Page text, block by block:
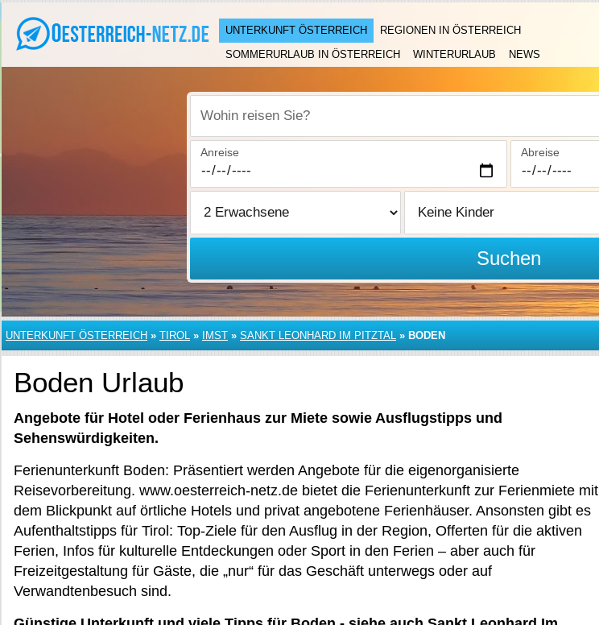
UNTERKUNFT ÖSTERREICH
REGIONEN IN ÖSTERREICH
SOMMERURLAUB IN ÖSTERREICH
WINTERURLAUB NEWS
Wohin reisen Sie?
Anreise Abreise
Suchen
UNTERKUNFT ÖSTERREICH » TIROL » IMST » SANKT LEONHARD IM PITZTAL » BODEN
Boden Urlaub
Angebote für Hotel oder Ferienhaus zur Miete sowie Ausflugstipps und
Sehenswürdigkeiten.
Ferienunterkunft Boden: Präsentiert werden Angebote für die eigenorganisierte
Reisevorbereitung. www.oesterreich-netz.de bietet die Ferienunterkunft zur Ferienmiete mit
dem Blickpunkt auf örtliche Hotels und privat angebotene Ferienhäuser. Ansonsten gibt es
Aufenthaltstipps für Tirol: Top-Ziele für den Ausflug in der Region, Offerten für die aktiven
Ferien, Infos für kulturelle Entdeckungen oder Sport in den Ferien – aber auch für
Freizeitgestaltung für Gäste, die „nur“ für das Geschäft unterwegs oder auf
Verwandtenbesuch sind.